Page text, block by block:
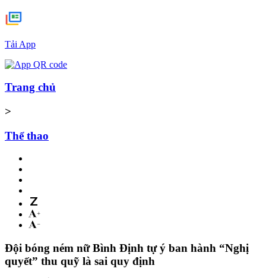
Tải App
Trang chủ
>
Thể thao
Đội bóng ném nữ Bình Định tự ý ban hành “Nghị
quyết” thu quỹ là sai quy định